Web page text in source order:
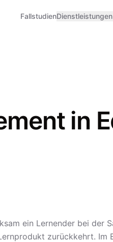
FallstudienDienstleistungen
in
ein Lernender bei der
zurückkehrt. Im